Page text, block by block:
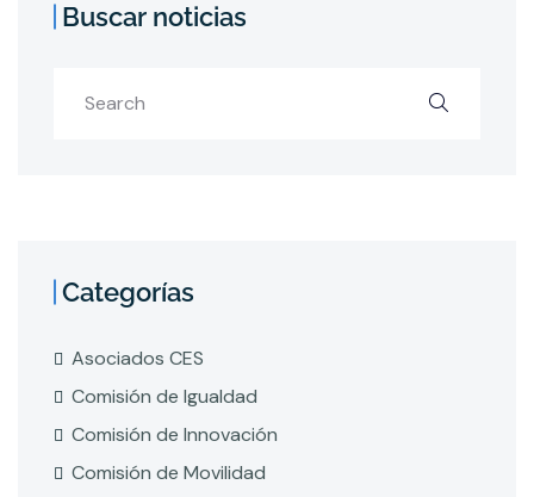
Buscar noticias
Categorías
Asociados CES
Comisión de Igualdad
Comisión de Innovación
Comisión de Movilidad